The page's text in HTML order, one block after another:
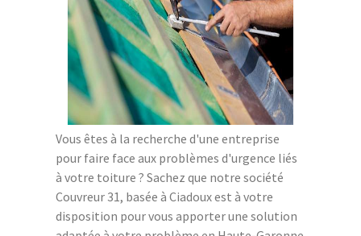
Vous êtes à la recherche d'une entreprise
pour faire face aux problèmes d'urgence liés
à votre toiture ? Sachez que notre société
Couvreur 31, basée à Ciadoux est à votre
disposition pour vous apporter une solution